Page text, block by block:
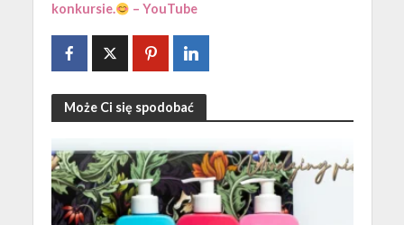
konkursie.
– YouTube
Może Ci się spodobać